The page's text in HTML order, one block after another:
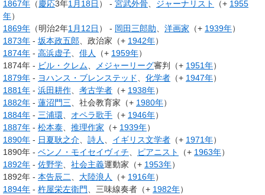
1867年 （慶応3年1月18日 ） - 宮武外骨 ジャーナリスト （+ 1955
年）
1869年 （明治2年1月12日 ） - 岡田三郎助 洋画家 （+ 1939年）
1873年 - 坂本政五郎 、政治家（+ 1942年）
1874年 - 高浜虚子 俳人 （+ 1959年）
1874年 - ビル・クレム メジャーリーグ審判（+ 1951年）
1879年 - ヨハンス・ブレンステッド 化学者 （+ 1947年）
1881年 - 浜田耕作 考古学者 （+ 1938年）
1882年 - 蓮沼門三 、社会教育家（+ 1980年）
1884年 - 三浦環 オペラ歌手 （+ 1946年）
1887年 - 松本泰 推理作家 （+ 1939年）
1890年 - 日夏耿之介 詩人 イギリス文学者 （+ 1971年）
1890年 - ベンノ・モイセイヴィチ ピアニスト （+ 1963年）
1892年 - 佐野学 社会主義運動家（+ 1953年）
1892年 - 本告辰二 大陸浪人 （+ 1916年）
1894年 - 杵屋栄左衛門 、三味線奏者（+ 1982年）